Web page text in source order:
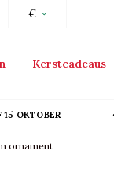
€
Kerstcadeaus
15 OKTOBER
ornament